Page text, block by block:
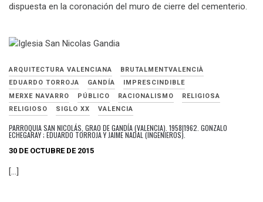
dispuesta en la coronación del muro de cierre del cementerio.
ARQUITECTURA VALENCIANA
BRUTALMENTVALENCIÀ
EDUARDO TORROJA
GANDÍA
IMPRESCINDIBLE
MERXE NAVARRO
PÚBLICO RACIONALISMO
RELIGIOSA
RELIGIOSO
SIGLO XX VALENCIA
PARROQUIA SAN NICOLÁS, GRAO DE GANDÍA (VALENCIA). 1958|1962. GONZALO
ECHEGARAY ; EDUARDO TORROJA Y JAIME NADAL (INGENIEROS).
30 DE OCTUBRE DE 2015
[…]